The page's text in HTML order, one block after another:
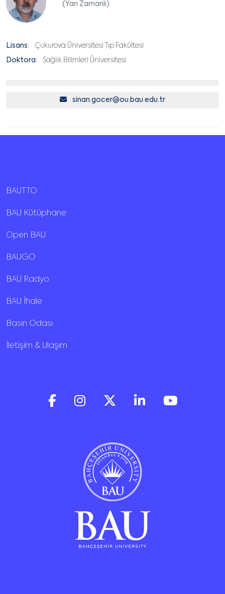
(Yarı Zamanlı)
Lisans: Çukurova Üniversitesi Tıp Fakültesi
Doktora: Sağlık Bilimleri Üniversitesi
sinan.gocer@ou.bau.edu.tr
BAUTTO
BAU Kütüphane
Open BAU
BAUGO
BAU Radyo
BAU İhale
Basın Odası
İletişim & Ulaşım